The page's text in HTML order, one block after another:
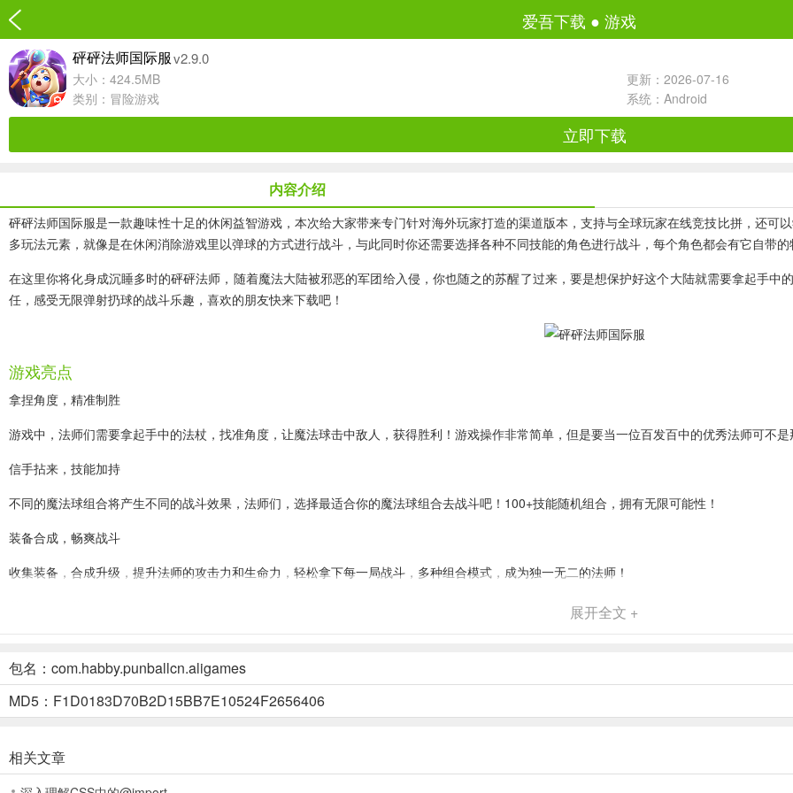
爱吾下载 ● 游戏
砰砰法师国际服 v2.9.0
大小：424.5MB
更新：2026-07-16
类别： 冒险游戏 系统：Android
立即下载
内容介绍
砰砰法师国际服是一款趣味性十足的休闲益智游戏，本次给大家带来专门针对海外玩家打造的渠道版本，支持与全球玩家在线竞技比拼，还可
多玩法元素，就像是在休闲消除游戏里以弹球的方式进行战斗，与此同时你还需要选择各种不同技能的角色进行战斗，每个角色都会有它自带
在这里你将化身成沉睡多时的砰砰法师，随着魔法大陆被邪恶的军团给入侵，你也随之的苏醒了过来，要是想保护好这个大陆就需要拿起手
任，感受无限弹射扔球的战斗乐趣，喜欢的朋友快来下载吧！
游戏亮点
拿捏角度，精准制胜
游戏中，法师们需要拿起手中的法杖，找准角度，让魔法球击中敌人，获得胜利！游戏操作非常简单，但是要当一位百发百中的优秀法师可不是
信手拈来，技能加持
不同的魔法球组合将产生不同的战斗效果，法师们，选择最适合你的魔法球组合去战斗吧！100+技能随机组合，拥有无限可能性！
装备合成，畅爽战斗
收集装备，合成升级，提升法师的攻击力和生命力，轻松拿下每一局战斗，多种组合模式，成为独一无二的法师！
对战BOSS，突出重围
法师们想过关，就要面对最后的BOSS，不要害怕，挥动手中的法杖，勇敢的对战BOSS吧！
怎么玩
1、一路上，魔法球将在一系列弹射后，攻击所有碰撞的敌人，并在落下时收回法杖之中。而第一个落下点，将成为你下次射击的起点。
展开全文 +
包名：com.habby.punballcn.aligames
MD5：F1D0183D70B2D15BB7E10524F2656406
相关文章